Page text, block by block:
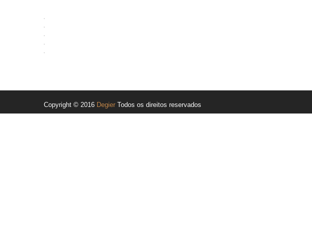
Copyright © 2016 Degier Todos os direitos reservados